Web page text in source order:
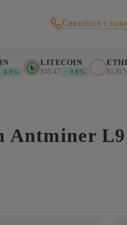
Связаться с
LITECOIN
$45.47 ↑ 0.0% $1,915 ↑
Antminer L9